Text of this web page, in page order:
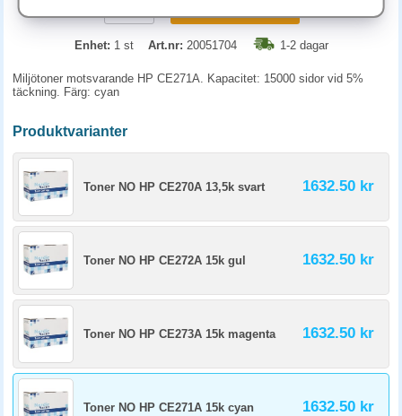
Enhet: 1 st Art.nr: 20051704 1-2 dagar
Miljötoner motsvarande HP CE271A. Kapacitet: 15000 sidor vid 5%
täckning. Färg: cyan
Produktvarianter
Toner NO HP CE270A 13,5k svart 1632.50 kr
Toner NO HP CE272A 15k gul 1632.50 kr
Toner NO HP CE273A 15k magenta 1632.50 kr
Toner NO HP CE271A 15k cyan 1632.50 kr